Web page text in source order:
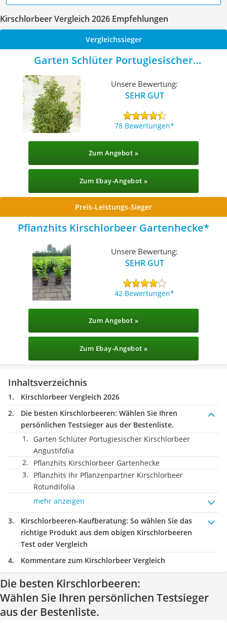
Kirschlorbeer Vergleich 2026 Empfehlungen
Vergleichssieger
Garten Schlüter Portugiesischer
Kirschlorbeer Angustifolia
Unsere Bewertung:
SEHR GUT
78 Bewertungen
Zum Angebot »
Zum Ebay-Angebot »
Preis-Leistungs-Sieger
Pflanzhits Kirschlorbeer Gartenhecke
Unsere Bewertung:
SEHR GUT
42 Bewertungen
Zum Angebot »
Zum Ebay-Angebot »
Inhaltsverzeichnis
Kirschlorbeer Vergleich 2026
Die besten Kirschlorbeeren: Wählen Sie Ihren
persönlichen Testsieger aus der Bestenliste.
Garten Schlüter Portugiesischer Kirschlorbeer
Angustifolia
Pflanzhits Kirschlorbeer Gartenhecke
Pflanzhits Ihr Pflanzenpartner Kirschlorbeer
Rotundifolia
mehr anzeigen
Kirschlorbeeren-Kaufberatung: So wählen Sie das
richtige Produkt aus dem obigen Kirschlorbeeren
Test oder Vergleich
Kommentare zum Kirschlorbeer Vergleich
Die besten Kirschlorbeeren:
Wählen Sie Ihren persönlichen Testsieger
aus der Bestenliste.